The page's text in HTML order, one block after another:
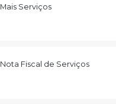
Mais Serviços
Nota Fiscal de Serviços